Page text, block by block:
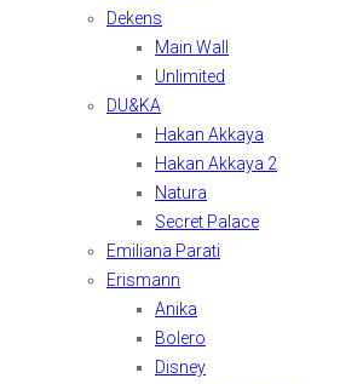
Dekens
Main Wall
Unlimited
DU&KA
Hakan Akkaya
Hakan Akkaya 2
Natura
Secret Palace
Emiliana Parati
Erismann
Anika
Bolero
Disney